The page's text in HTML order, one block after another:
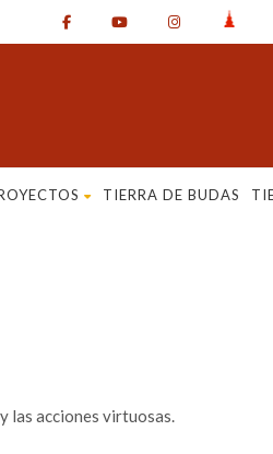
TIERRA DE BUDAS
las acciones virtuosas.